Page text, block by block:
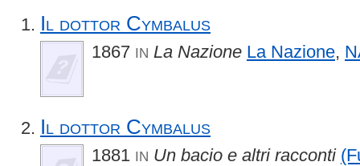
Il dottor Cymbalus
1867 IN La Nazione La Nazione,
Il dottor Cymbalus
1881 IN Un bacio e altri racconti